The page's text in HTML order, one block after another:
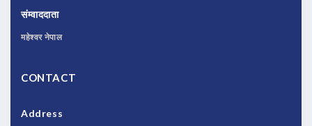
संम्वाददाता
महेश्वर नेपाल
CONTACT
Address